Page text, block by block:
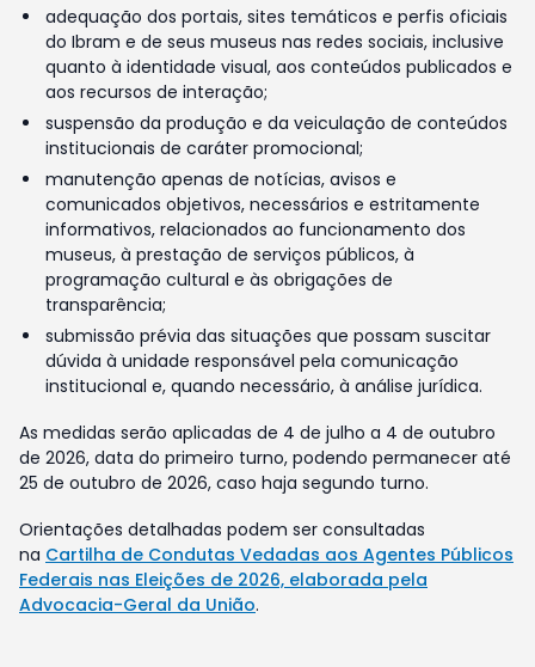
adequação dos portais, sites temáticos e perfis oficiais
do Ibram e de seus museus nas redes sociais, inclusive
quanto à identidade visual, aos conteúdos publicados e
aos recursos de interação;
suspensão da produção e da veiculação de conteúdos
institucionais de caráter promocional;
manutenção apenas de notícias, avisos e
comunicados objetivos, necessários e estritamente
informativos, relacionados ao funcionamento dos
museus, à prestação de serviços públicos, à
programação cultural e às obrigações de
transparência;
submissão prévia das situações que possam suscitar
dúvida à unidade responsável pela comunicação
institucional e, quando necessário, à análise jurídica.
As medidas serão aplicadas de 4 de julho a 4 de outubro
de 2026, data do primeiro turno, podendo permanecer até
25 de outubro de 2026, caso haja segundo turno.
Orientações detalhadas podem ser consultadas
na Cartilha de Condutas Vedadas aos Agentes Públicos
Federais nas Eleições de 2026, elaborada pela
Advocacia-Geral da União.